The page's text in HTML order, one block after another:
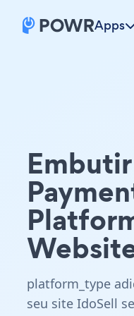
Apps
platform_type
seu site IdoSell